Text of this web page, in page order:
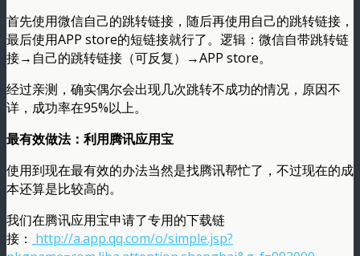
首先使用微信自己的跳转链接，随后再使用自己的跳转链接，
最后使用APP store的短链接就行了。逻辑：微信自带跳转链
接→自己的跳转链接（可反复）→APP store。
经过亲测，确实偶尔会出现几次跳转不成功的情况，原因不
详，成功率在95%以上。
最有效做法：利用腾讯应用宝
使用到现在最有效的办法当然是找腾讯帮忙了，不过现在的成
本还算是比较高的。
我们在腾讯应用宝申请了专用的下载链
接： http://a.app.qq.com/o/simple.jsp?